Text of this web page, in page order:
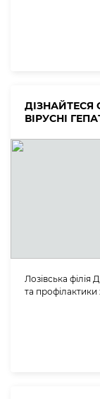
ДІЗНАЙТЕСЯ
ВІРУСНІ
Лозівська
та